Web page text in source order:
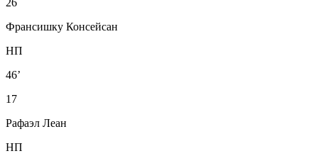
Франсишку Консейсан
НП
46’
17
Рафаэл Леан
НП